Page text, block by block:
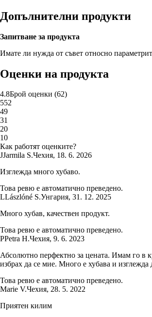
Допълнителни продукти
Запитване за продукта
Имате ли нужда от съвет относно
Оценки на продукта
4.8Брой оценки (62)
552
49
31
20
10
Как работят оценките?
JJarmila S.Чехия, 18. 6. 2026
Изглежда много хубаво.
Това ревю е автоматично преведено.
LLászlóné S.Унгария, 31. 12. 2025
Много хубав, качествен продукт.
Това ревю е автоматично преведено.
PPetra H.Чехия, 9. 6. 2023
Абсолютно перфектно за цената. Имам го в
избрах да се мие. Много е хубава и изглежда
Това ревю е автоматично преведено.
Marie V.Чехия, 28. 5. 2022
Приятен килим